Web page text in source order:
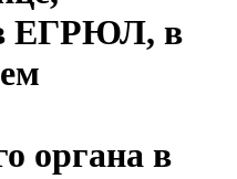
ЕГРЮЛ, в
органа в